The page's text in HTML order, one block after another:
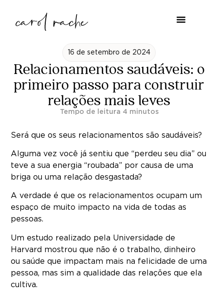
16 de setembro de 2024
Relacionamentos saudáveis: o
primeiro passo para construir
relações mais leves
Será que os seus relacionamentos são saudáveis?
Alguma vez você já sentiu que “perdeu seu dia” ou
teve a sua energia “roubada” por causa de uma
briga ou uma relação desgastada?
A verdade é que os relacionamentos ocupam um
espaço de muito impacto na vida de todas as
pessoas.
Um estudo realizado pela Universidade de
Harvard mostrou que não é o trabalho, dinheiro
ou saúde que impactam mais na felicidade de uma
pessoa, mas sim a qualidade das relações que ela
cultiva.